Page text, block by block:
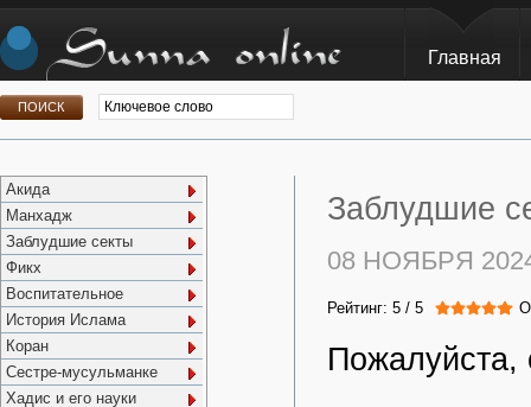
Главная
Акида
Манхадж
Заблудшие секты
Фикх
Воспитательное
История Ислама
Коран
Сестре-мусульманке
Хадис и его науки
Заблудшие
08 НОЯБРЯ
Рейтинг: 5 / 5
Пожалуйста,